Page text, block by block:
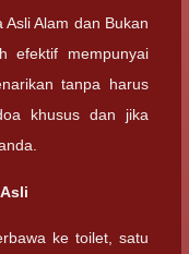
Alam dan Bukan
efektif mempunyai
tanpa harus
khusus dan jika
ke toilet, satu